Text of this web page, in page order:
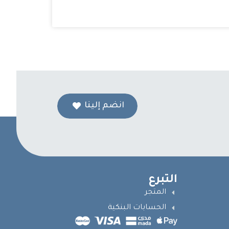
انضم إلينا
التبرع
المتجر
الحسابات البنكية